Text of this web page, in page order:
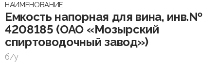
НАИМЕНОВАНИЕ
Емкость напорная для вина, инв.№
4208185 (ОАО «Мозырский
спиртоводочный завод»)
б/у